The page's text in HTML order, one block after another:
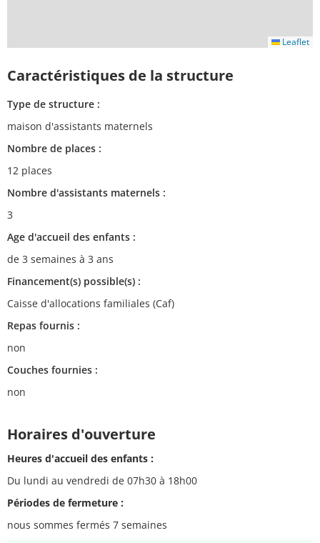
Leaflet
Caractéristiques de la structure
Type de structure :
maison d'assistants maternels
Nombre de places :
12 places
Nombre d'assistants maternels :
3
Age d'accueil des enfants :
de 3 semaines à 3 ans
Financement(s) possible(s) :
Caisse d'allocations familiales (Caf)
Repas fournis :
non
Couches fournies :
non
Horaires d'ouverture
Heures d'accueil des enfants :
Du lundi au vendredi de 07h30 à 18h00
Périodes de fermeture :
nous sommes fermés 7 semaines